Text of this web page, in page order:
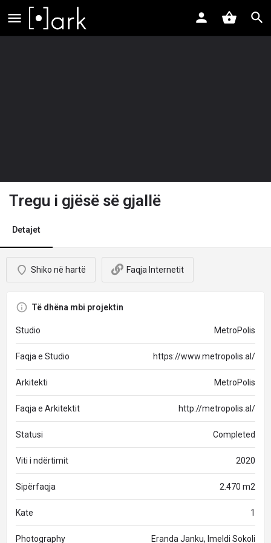
Tregu i gjësë së gjallë
Detajet
Shiko në hartë Faqja Internetit
Të dhëna mbi projektin
Studio MetroPolis
Faqja e Studio https://www.metropolis.al/
Arkitekti MetroPolis
Faqja e Arkitektit http://metropolis.al/
Statusi Completed
Viti i ndërtimit 2020
Sipërfaqja 2.470 m2
Kate 1
Photography Eranda Janku, Imeldi Sokoli